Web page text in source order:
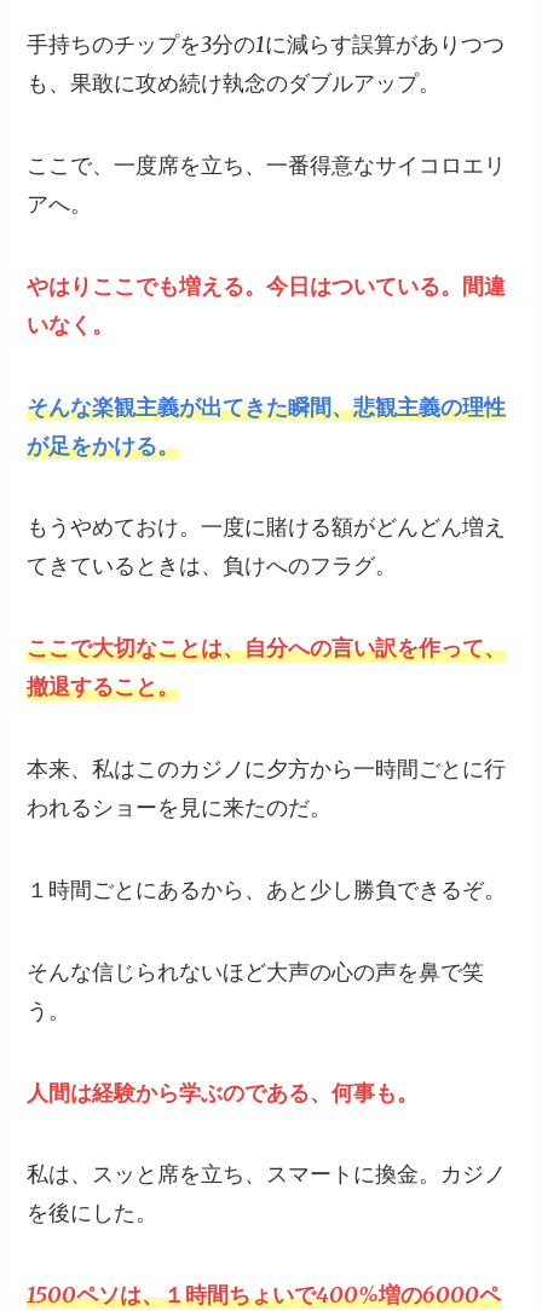
手持ちのチップを3分の1に減らす誤算がありつつ
も、果敢に攻め続け執念のダブルアップ。
ここで、一度席を立ち、一番得意なサイコロエリ
アへ。
やはりここでも増える。今日はついている。間違
いなく。
そんな楽観主義が出てきた瞬間、悲観主義の理性
が足をかける。
もうやめておけ。一度に賭ける額がどんどん増え
てきているときは、負けへのフラグ。
ここで大切なことは、自分への言い訳を作って、
撤退すること。
本来、私はこのカジノに夕方から一時間ごとに行
われるショーを見に来たのだ。
１時間ごとにあるから、あと少し勝負できるぞ。
そんな信じられないほど大声の心の声を鼻で笑
う。
人間は経験から学ぶのである、何事も。
私は、スッと席を立ち、スマートに換金。カジノ
を後にした。
1500ペソは、１時間ちょいで400%増の6000ペ